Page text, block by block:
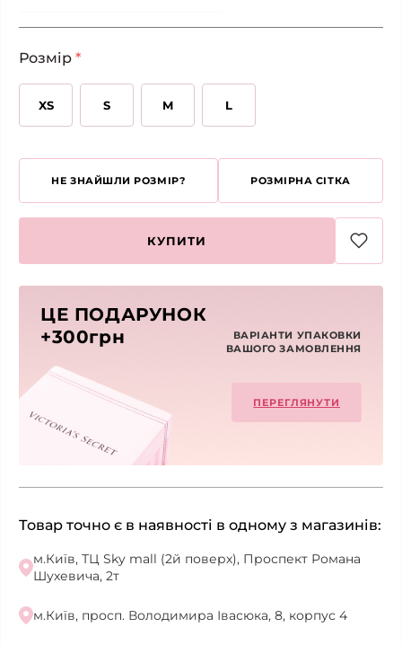
Розмір *
XS S M L
НЕ ЗНАЙШЛИ РОЗМІР? РОЗМІРНА СІТКА
КУПИТИ
ЦЕ ПОДАРУНОК
+300грн
ВАРІАНТИ УПАКОВКИ
ВАШОГО ЗАМОВЛЕННЯ
ПЕРЕГЛЯНУТИ
Товар точно є в наявності в одному з магазинів:
м.Київ, ТЦ Sky mall (2й поверх), Проспект Романа
Шухевича, 2т
м.Київ, просп. Володимира Івасюка, 8, корпус 4